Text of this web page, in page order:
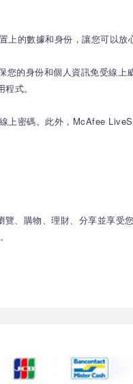
的數據和身份，讓您可以放
的身份和個人資訊免受線
式。
密碼。此外，McAfee
、購物、理財、分享並享受您